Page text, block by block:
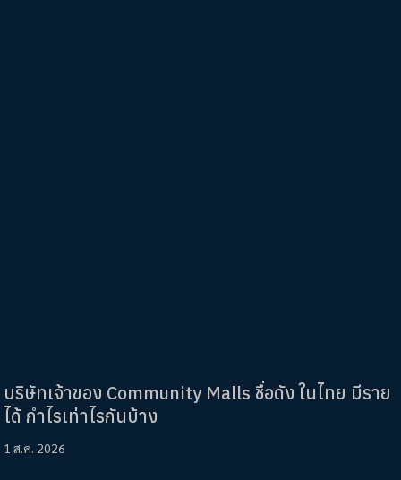
บริษัทเจ้าของ Community Malls ชื่อดัง ในไทย มีราย
ได้ กำไรเท่าไรกันบ้าง
1 ส.ค. 2026